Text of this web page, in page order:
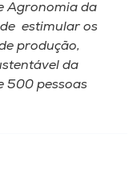
Agronomia da
estimular os
produção,
da
500 pessoas